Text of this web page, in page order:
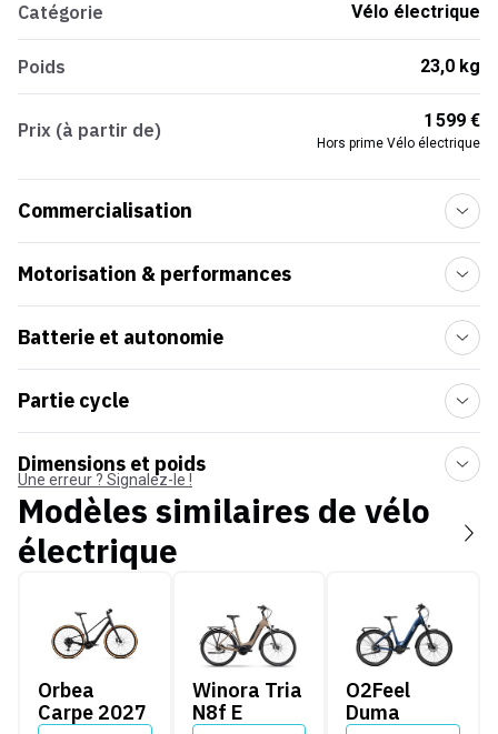
Catégorie Vélo électrique
Poids 23,0 kg
Prix (à partir de) 1 599 €
Hors prime Vélo électrique
Commercialisation
Motorisation & performances
Batterie et autonomie
Partie cycle
Dimensions et poids
Une erreur ? Signalez-le !
Modèles similaires de vélo
électrique
Orbea
Carpe 2027
Winora Tria N8f E
Winora Tria
N8f E
O2Feel Duma
O2Feel
Duma